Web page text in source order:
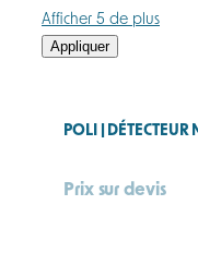
Afficher 5 de plus
Appliquer
POLI | DÉTECTEUR
Prix sur devis